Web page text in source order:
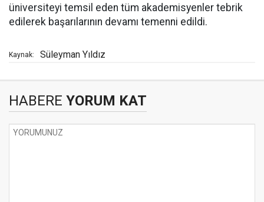
üniversiteyi temsil eden tüm akademisyenler tebrik
edilerek başarılarının devamı temenni edildi.
Kaynak: Süleyman Yıldız
HABERE YORUM KAT